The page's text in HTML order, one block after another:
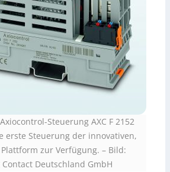
Steuerung AXC F 2152
erste Steuerung der innovativen,
zur Verfügung. – Bild:
Contact Deutschland GmbH